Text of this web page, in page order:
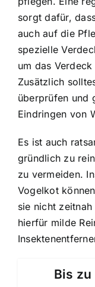
sorgt dafür,
auch auf die
spezielle
um das
Zusätzlich
überprüfen und
Eindringen von
Es ist auch
gründlich zu
zu vermeiden.
Vogelkot
sie nicht
hierfür milde
Bis zu